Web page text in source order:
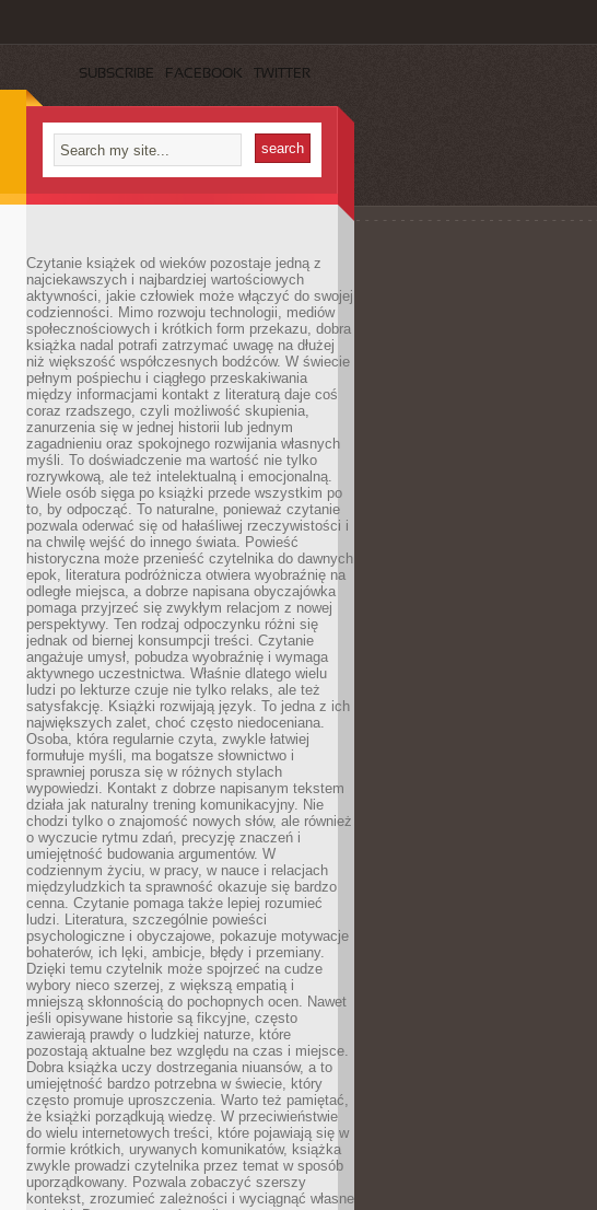
SUBSCRIBE FACEBOOK TWITTER
Czytanie książek od wieków pozostaje jedną z
najciekawszych i najbardziej wartościowych
aktywności, jakie człowiek może włączyć do swojej
codzienności. Mimo rozwoju technologii, mediów
społecznościowych i krótkich form przekazu, dobra
książka nadal potrafi zatrzymać uwagę na dłużej
niż większość współczesnych bodźców. W świecie
pełnym pośpiechu i ciągłego przeskakiwania
między informacjami kontakt z literaturą daje coś
coraz rzadszego, czyli możliwość skupienia,
zanurzenia się w jednej historii lub jednym
zagadnieniu oraz spokojnego rozwijania własnych
myśli. To doświadczenie ma wartość nie tylko
rozrywkową, ale też intelektualną i emocjonalną.
Wiele osób sięga po książki przede wszystkim po
to, by odpocząć. To naturalne, ponieważ czytanie
pozwala oderwać się od hałaśliwej rzeczywistości i
na chwilę wejść do innego świata. Powieść
historyczna może przenieść czytelnika do dawnych
epok, literatura podróżnicza otwiera wyobraźnię na
odległe miejsca, a dobrze napisana obyczajówka
pomaga przyjrzeć się zwykłym relacjom z nowej
perspektywy. Ten rodzaj odpoczynku różni się
jednak od biernej konsumpcji treści. Czytanie
angażuje umysł, pobudza wyobraźnię i wymaga
aktywnego uczestnictwa. Właśnie dlatego wielu
ludzi po lekturze czuje nie tylko relaks, ale też
satysfakcję. Książki rozwijają język. To jedna z ich
największych zalet, choć często niedoceniana.
Osoba, która regularnie czyta, zwykle łatwiej
formułuje myśli, ma bogatsze słownictwo i
sprawniej porusza się w różnych stylach
wypowiedzi. Kontakt z dobrze napisanym tekstem
działa jak naturalny trening komunikacyjny. Nie
chodzi tylko o znajomość nowych słów, ale również
o wyczucie rytmu zdań, precyzję znaczeń i
umiejętność budowania argumentów. W
codziennym życiu, w pracy, w nauce i relacjach
międzyludzkich ta sprawność okazuje się bardzo
cenna. Czytanie pomaga także lepiej rozumieć
ludzi. Literatura, szczególnie powieści
psychologiczne i obyczajowe, pokazuje motywacje
bohaterów, ich lęki, ambicje, błędy i przemiany.
Dzięki temu czytelnik może spojrzeć na cudze
wybory nieco szerzej, z większą empatią i
mniejszą skłonnością do pochopnych ocen. Nawet
jeśli opisywane historie są fikcyjne, często
zawierają prawdy o ludzkiej naturze, które
pozostają aktualne bez względu na czas i miejsce.
Dobra książka uczy dostrzegania niuansów, a to
umiejętność bardzo potrzebna w świecie, który
często promuje uproszczenia. Warto też pamiętać,
że książki porządkują wiedzę. W przeciwieństwie
do wielu internetowych treści, które pojawiają się w
formie krótkich, urywanych komunikatów, książka
zwykle prowadzi czytelnika przez temat w sposób
uporządkowany. Pozwala zobaczyć szerszy
kontekst, zrozumieć zależności i wyciągnąć własne